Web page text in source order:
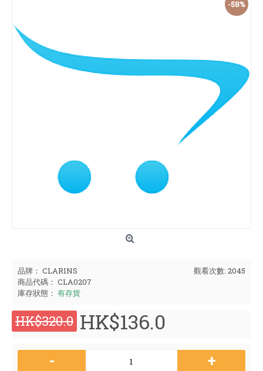
-58%
觀看次數: 2045
品牌： CLARINS
商品代碼： CLA0207
庫存狀態： 有存貨
HK$320.0 HK$136.0
- +